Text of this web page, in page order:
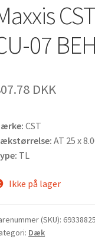
07
DKK
CST
AT 25 x
TL
Ikke på lager
(SKU):
Dæk